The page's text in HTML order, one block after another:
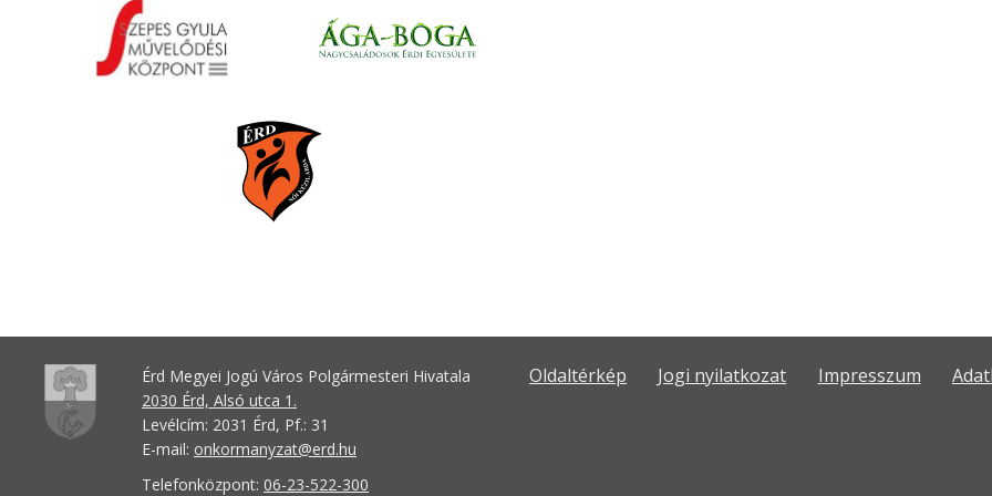
Érd Megyei Jogú Város Polgármesteri Hivatala
2030 Érd, Alsó utca 1.
Levélcím: 2031 Érd, Pf.: 31
E-mail: onkormanyzat@erd.hu
Telefonközpont: 06-23-522-300
Oldaltérkép Jogi nyilatkozat Impresszum